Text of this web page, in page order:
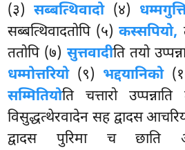
(३)सब्बत्थिवादो(४)
सब्बत्थिवादतोपि (५)कस्सपियो,
ततोपि (७) सुत्तवादीति तयो
धम्मोत्तरियो(९) भद्दयानिको
सम्मितियोति चत्तारो
विसुद्धत्थेरवादेन सह द्वादस
द्वादस पुरिमा च छाति